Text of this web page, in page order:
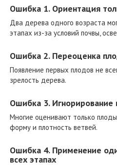
Ошибка 1. Ориентация
Два дерева одного возраста
этапах из-за условий почвы,
Ошибка 2. Переоценка
Появление первых плодов не
зрелость дерева.
Ошибка 3. Игнорирование
Многие оценивают только
форму и плотность ветвей.
Ошибка 4. Применение
всех этапах